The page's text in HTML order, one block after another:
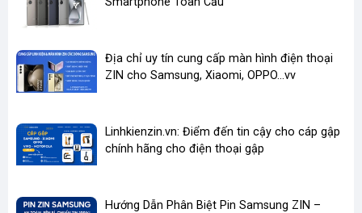
Độ bám dính cao , giúp cố định linh kiện chắc chắn
của nhà sản xuất
Hạn chếbụi bẩn và hơi ẩm xâm nhập vào bên trong
Keocắt sẵn theo khuôn máy, giúp thao tác nhanh và
chính xác
và thẩm mỹ hơn
Địa chỉ uy tín cung cấp màn hình điện thoại
ZIN cho Samsung, Xiaomi, OPPO...vv
Linhkienzin.vn: Điểm đến tin cậy cho cáp gập
chính hãng cho điện thoại gập
Hướng Dẫn Phân Biệt Pin Samsung ZIN –